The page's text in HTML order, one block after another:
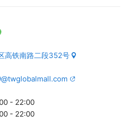
高铁南路二段352号
- 22:00
- 22:00